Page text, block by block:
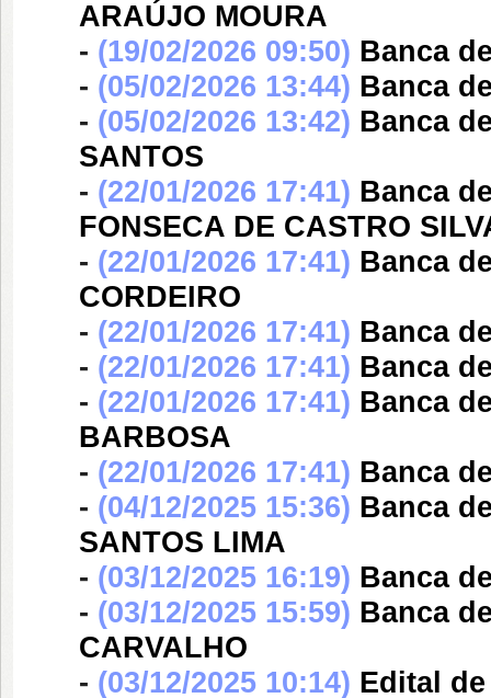
ARAÚJO MOURA
- (19/02/2026 09:50) Banca
- (05/02/2026 13:44) Banca
- (05/02/2026 13:42) Banca
SANTOS
- (22/01/2026 17:41) Banca
FONSECA DE CASTRO
- (22/01/2026 17:41) Banca
CORDEIRO
- (22/01/2026 17:41) Banca
- (22/01/2026 17:41) Banca
- (22/01/2026 17:41) Banca
BARBOSA
- (22/01/2026 17:41) Banca
- (04/12/2025 15:36) Banca
SANTOS LIMA
- (03/12/2025 16:19) Banca
- (03/12/2025 15:59) Banca
CARVALHO
- (03/12/2025 10:14) Edital de